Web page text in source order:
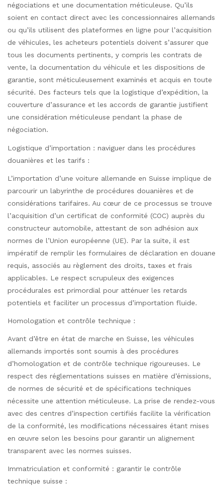
négociations et une documentation méticuleuse. Qu’ils
soient en contact direct avec les concessionnaires allemands
ou qu’ils utilisent des plateformes en ligne pour l’acquisition
de véhicules, les acheteurs potentiels doivent s’assurer que
tous les documents pertinents, y compris les contrats de
vente, la documentation du véhicule et les dispositions de
garantie, sont méticuleusement examinés et acquis en toute
sécurité. Des facteurs tels que la logistique d’expédition, la
couverture d’assurance et les accords de garantie justifient
une considération méticuleuse pendant la phase de
négociation.
Logistique d’importation : naviguer dans les procédures
douanières et les tarifs :
L’importation d’une voiture allemande en Suisse implique de
parcourir un labyrinthe de procédures douanières et de
considérations tarifaires. Au cœur de ce processus se trouve
l’acquisition d’un certificat de conformité (COC) auprès du
constructeur automobile, attestant de son adhésion aux
normes de l’Union européenne (UE). Par la suite, il est
impératif de remplir les formulaires de déclaration en douane
requis, associés au règlement des droits, taxes et frais
applicables. Le respect scrupuleux des exigences
procédurales est primordial pour atténuer les retards
potentiels et faciliter un processus d’importation fluide.
Homologation et contrôle technique :
Avant d’être en état de marche en Suisse, les véhicules
allemands importés sont soumis à des procédures
d’homologation et de contrôle technique rigoureuses. Le
respect des réglementations suisses en matière d’émissions,
de normes de sécurité et de spécifications techniques
nécessite une attention méticuleuse. La prise de rendez-vous
avec des centres d’inspection certifiés facilite la vérification
de la conformité, les modifications nécessaires étant mises
en œuvre selon les besoins pour garantir un alignement
transparent avec les normes suisses.
Immatriculation et conformité : garantir le contrôle
technique suisse :